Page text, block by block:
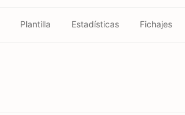
Plantilla Estadísticas Fichajes